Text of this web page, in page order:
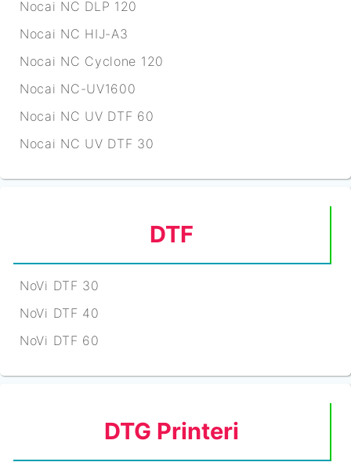
Nocai NC DLP 120
Nocai NC HIJ-A3
Nocai NC Cyclone 120
Nocai NC-UV1600
Nocai NC UV DTF 60
Nocai NC UV DTF 30
DTF
NoVi DTF 30
NoVi DTF 40
NoVi DTF 60
DTG Printeri